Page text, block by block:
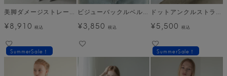
美脚ダメージストレートデニム
¥8,910 税込
ビジューバックルベルト メール便
¥3,850 税込
ドットアンクルストラップサンダル
¥5,500 税込
SummerSale！ SummerSale！